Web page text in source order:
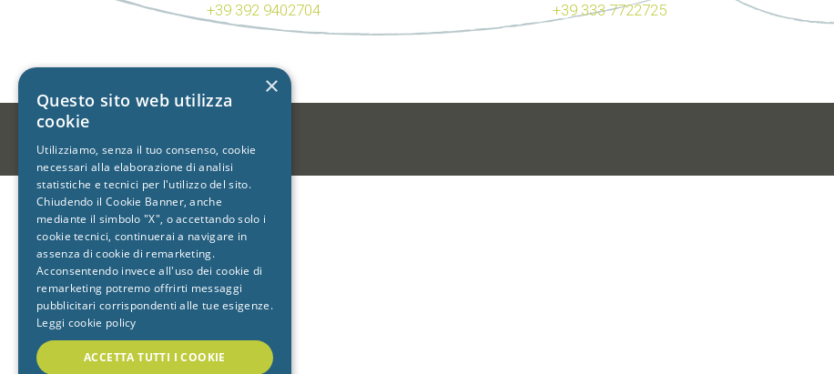
+39 392 9402704
+39 333 7722725
×
Questo sito web utilizza
cookie
Utilizziamo, senza il tuo consenso, cookie
necessari alla elaborazione di analisi
statistiche e tecnici per l'utilizzo del sito.
Chiudendo il Cookie Banner, anche
mediante il simbolo "X", o accettando solo i
cookie tecnici, continuerai a navigare in
assenza di cookie di remarketing.
Acconsentendo invece all'uso dei cookie di
remarketing potremo offrirti messaggi
pubblicitari corrispondenti alle tue esigenze.
Leggi cookie policy
ACCETTA TUTTI I COOKIE